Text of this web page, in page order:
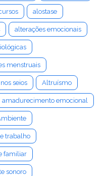
alostase
alterações emocionais
menstruais
seios Altruísmo
amadurecimento emocional
trabalho
familiar
sonoro